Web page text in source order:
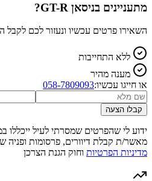
מתעניינים בניסאן GT-R ?
השאירו פרטים עכשיו ונעזור לכם לקבל
ללא התחייבות
מענה מהיר
או חייגו עכשיו:058-7809093
קבלו הצעה
ידוע לי שהפרטים שמסרתי לעיל ייכללו
מאשר/ת קבלת דיוורים, פרסומות ופניה
מדיניות הפרטיות וחוק הגנת הצרכן